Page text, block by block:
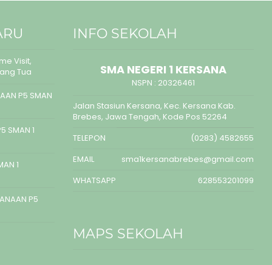
Visit,
Tua
P5 SMAN
SMAN 1
1
P5
INFO SEKOLAH
SMA NEGERI 1 KERSANA
NSPN : 20326461
Jalan Stasiun Kersana, Kec. Kersana Kab.
Brebes, Jawa Tengah, Kode Pos 52264
TELEPON
(0283) 4582655
EMAIL
sma1kersanabrebes@gmail.com
WHATSAPP
628553201099
MAPS SEKOLAH